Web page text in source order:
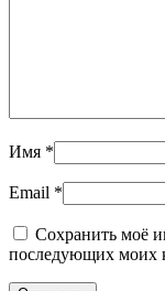
Имя *
Email *
Сохранить моё
последующих моих